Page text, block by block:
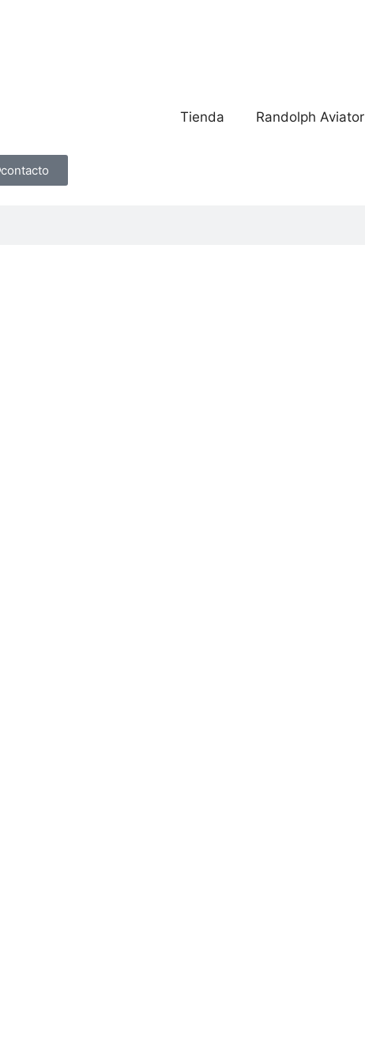
Tienda Randolph Aviator
contacto